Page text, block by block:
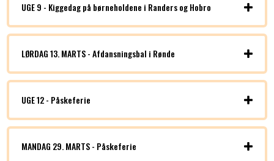
UGE 9 - Kiggedag på børneholdene i Randers og Hobro
LØRDAG 13. MARTS - Afdansningsbal i Rønde
UGE 12 - Påskeferie
MANDAG 29. MARTS - Påskeferie